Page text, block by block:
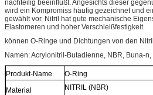
nachteilig beeinflußt. Angesichts dieser
wird ein Kompromiss häufig gezeichnet und
gewählt vor. Nitril hat gute mechanische
Elastomeren und hoher Verschleißfestigkeit.
können O-Ringe und Dichtungen von den
Namen: Acrylonitril-Butadienne, NBR, Buna-n,
Produkt-Name
O-Ring
Material
NITRIL (NBR)